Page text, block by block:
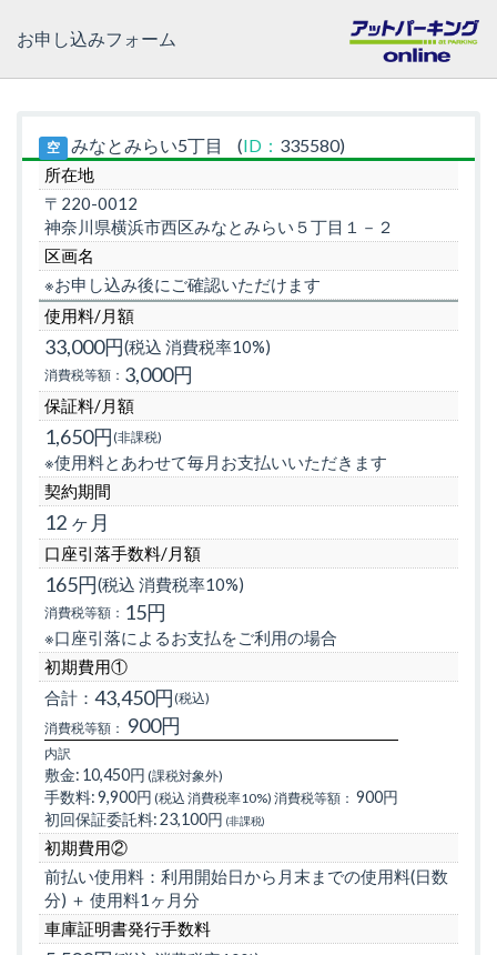
お申し込みフォーム
空 みなとみらい5丁目 (ID： 335580)
所在地
〒220-0012
神奈川県横浜市西区みなとみらい５丁目１－２
区画名
※お申し込み後にご確認いただけます
使用料/月額
33,000円(税込 消費税率10%)
消費税等額： 3,000円
保証料/月額
1,650円(非課税)
※使用料とあわせて毎月お支払いいただきます
契約期間
12 ヶ月
口座引落手数料/月額
165円(税込 消費税率10%)
消費税等額： 15円
※口座引落によるお支払をご利用の場合
初期費用①
合計： 43,450円(税込)
消費税等額： 900円
内訳
敷金: 10,450円 (課税対象外)
手数料:9,900円 (税込 消費税率10%) 消費税等額： 900円
初回保証委託料:23,100円 (非課税)
初期費用②
前払い使用料：利用開始日から月末までの使用料(日数
分) ＋ 使用料1ヶ月分
車庫証明書発行手数料